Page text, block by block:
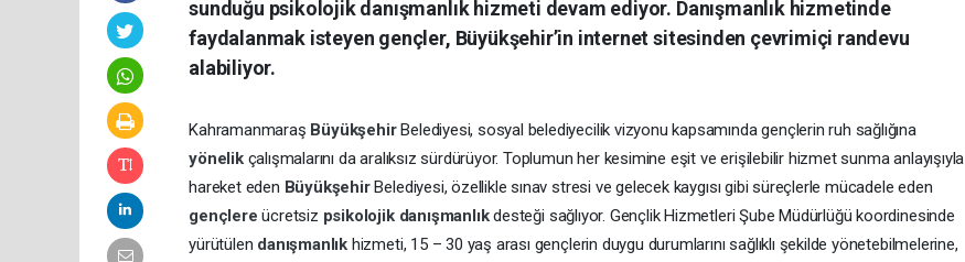
sunduğu psikolojik danışmanlık hizmeti devam ediyor. Danışmanlık hizmetinde
faydalanmak isteyen gençler, Büyükşehir’in internet sitesinden çevrimiçi randevu
alabiliyor.
Kahramanmaraş BüyükşehirBelediyesi, sosyal belediyecilik vizyonu kapsamında gençlerin ruh sağlığına
yönelik çalışmalarını da aralıksız sürdürüyor. Toplumun her kesimine eşit ve erişilebilir hizmet sunma anlayışıyla
hareket eden BüyükşehirBelediyesi, özellikle sınav stresi ve gelecek kaygısı gibi süreçlerle mücadele eden
gençlereücretsiz psikolojik danışmanlıkdesteği sağlıyor. Gençlik Hizmetleri Şube Müdürlüğü koordinesinde
yürütülen danışmanlık hizmeti, 15 – 30 yaş arası gençlerin duygu durumlarını sağlıklı şekilde yönetebilmelerine,